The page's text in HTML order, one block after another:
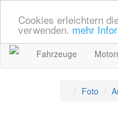
Cookies erleichtern
verwenden. mehr
Fahrzeuge
Foto